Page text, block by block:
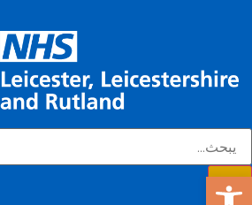
افتح شريط الأدوات